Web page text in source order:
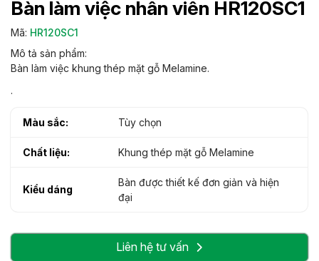
Bàn làm việc nhân viên HR120SC1
Mã: HR120SC1
Mô tả sản phẩm:
Bàn làm việc khung thép mặt gỗ Melamine.
.
Màu sắc: Tùy chọn
Chất liệu: Khung thép mặt gỗ Melamine
Kiểu dáng
Bàn được thiết kế đơn giản và hiện
đại
Liên hệ tư vấn